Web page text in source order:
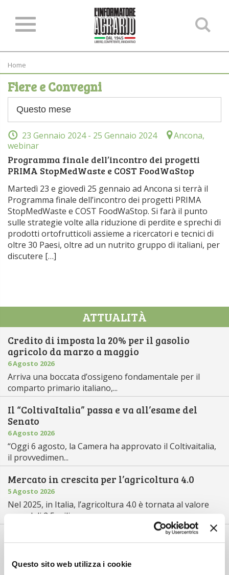
Questo sito web utilizza i cookie
Home
Fiere e Convegni
23 Gennaio 2024 - 25 Gennaio 2024
Ancona,
webinar
Programma finale dell’incontro dei progetti
PRIMA StopMedWaste e COST FoodWaStop
Martedì 23 e giovedì 25 gennaio ad Ancona si terrà il
Programma finale dell’incontro dei progetti PRIMA
StopMedWaste e COST FoodWaStop. Si farà il punto
sulle strategie volte alla riduzione di perdite e sprechi di
prodotti ortofrutticoli assieme a ricercatori e tecnici di
oltre 30 Paesi, oltre ad un nutrito gruppo di italiani, per
discutere […]
ATTUALITÀ
Credito di imposta la 20% per il gasolio
agricolo da marzo a maggio
6 Agosto 2026
Arriva una boccata d’ossigeno fondamentale per il
comparto primario italiano,...
Il “ColtivaItalia” passa e va all’esame del
Senato
6 Agosto 2026
“Oggi 6 agosto, la Camera ha approvato il Coltivaitalia,
il provvedimen...
Mercato in crescita per l’agricoltura 4.0
5 Agosto 2026
Nel 2025, in Italia, l’agricoltura 4.0 è tornata al valore
record di 2,5 mili...
Saldi Pac: ogni anno entro fine gennaio
L’erogazione dei pagamenti della Pac in base a una